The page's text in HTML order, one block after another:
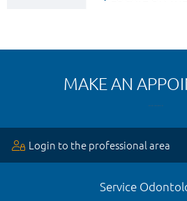
MAKE AN
Login to the professional area
Service